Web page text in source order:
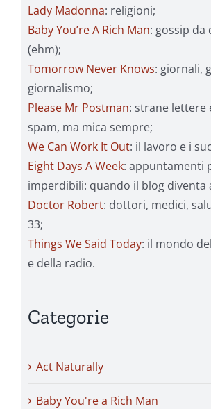
Lady Madonna: religioni;
Baby You’re A Rich Man: gossip da
(ehm);
Tomorrow Never Knows: giornali,
giornalismo;
Please Mr Postman: strane lettere
spam, ma mica sempre;
We Can Work It Out: il lavoro e i
Eight Days A Week: appuntamenti
imperdibili: quando il blog diventa
Doctor Robert: dottori, medici,
33;
Things We Said Today: il mondo
e della radio.
Categorie
Act Naturally
Baby You're a Rich Man